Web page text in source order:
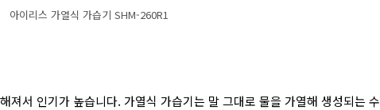
아이리스 가열식 가습기 SHM-260R1
져서 인기가 높습니다. 가열식 가습기는 말 그대로 물을 가열해 생성되는 수